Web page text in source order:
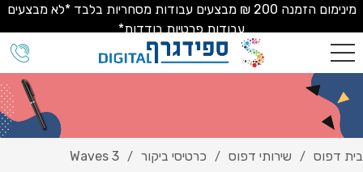
מינימום הזמנה 200 ₪ מבצעים עבודות מסחריות בלבד *לא מבצעים
עבודות פרטיות בודדות*
בית דפוס / שירותי דפוס / כרטיסי ביקור /
Waves 3